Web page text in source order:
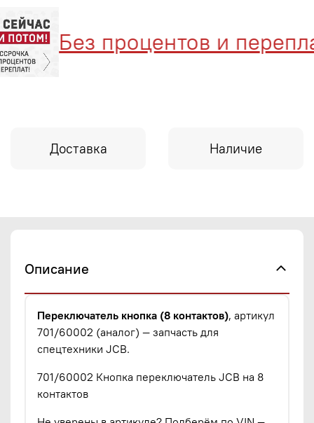
Без процентов и переплат
Доставка Наличие
Описание
Переключатель кнопка (8 контактов), артикул
701/60002 (аналог) — запчасть для
спецтехники JCB.
701/60002 Кнопка переключатель JCB на 8
контактов